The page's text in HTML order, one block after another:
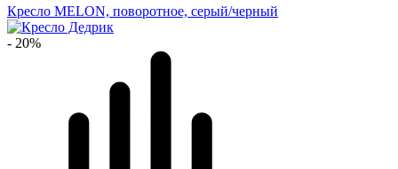
Кресло MELON, поворотное, серый/черный
- 20%